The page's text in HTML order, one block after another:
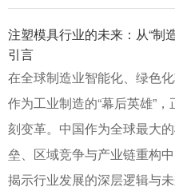
注塑模具行业的未来：从“制
引言
在全球制造业智能化、绿色
作为工业制造的“幕后英雄”
刻变革。中国作为全球最大
垒、区域竞争与产业链重构
揭示行业发展的深层逻辑与未